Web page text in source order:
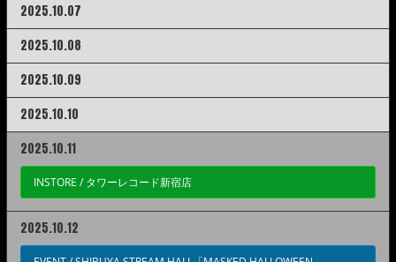
2025.10.07
2025.10.08
2025.10.09
2025.10.10
2025.10.11
INSTORE /タワーレコード新宿店
2025.10.12